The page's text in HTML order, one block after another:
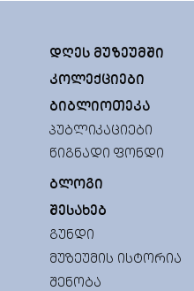
ᲓᲦᲔᲡ ᲛᲣᲖᲔᲣᲛᲨᲘ
ᲙᲝᲚᲔᲥᲪᲘᲔᲑᲘ
ᲑᲘᲑᲚᲘᲝᲗᲔᲙᲐ
ᲞᲣᲑᲚᲘᲙᲐᲪᲘᲔᲑᲘ
ᲬᲘᲒᲜᲐᲓᲘ ᲤᲝᲜᲓᲘ
ᲑᲚᲝᲒᲘ
ᲨᲔᲡᲐᲮᲔᲑ
ᲒᲣᲜᲓᲘ
ᲛᲣᲖᲔᲣᲛᲘᲡ ᲘᲡᲢᲝᲠᲘᲐ
ᲨᲔᲜᲝᲑᲐ